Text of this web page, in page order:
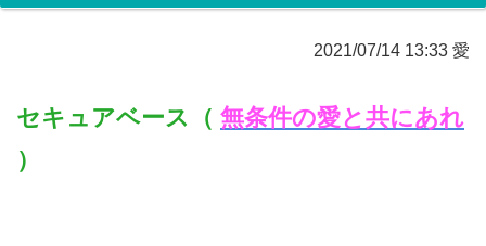
2021/07/14 13:33 愛
セキュアベース（ 無条件の愛と共にあれ
）